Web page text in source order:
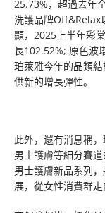
25.73%，超過去年
洗護品牌Off&Relax
顯，2025上半年彩
長102.52%; 原色波
珀萊雅今年的品類
供新的增長彈性。
此外，還有消息稱
男士護膚等細分賽
男士護膚新品系列
展，從女性消費群走